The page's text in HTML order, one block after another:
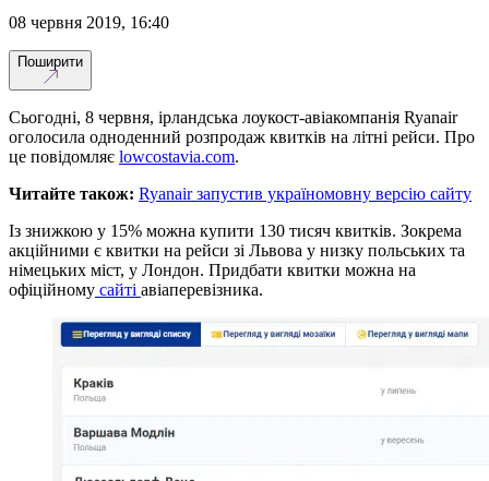
08 червня 2019, 16:40
Поширити
Сьогодні, 8 червня, ірландська лоукост-авіакомпанія Ryanair
оголосила одноденний розпродаж квитків на літні рейси. Про
це повідомляє lowcostavia.com.
Читайте також: Ryanair запустив україномовну версію сайту
Із знижкою у 15% можна купити 130 тисяч квитків. Зокрема
акційними є квитки на рейси зі Львова у низку польських та
німецьких міст, у Лондон. Придбати квитки можна на
офіційному сайті авіаперевізника.